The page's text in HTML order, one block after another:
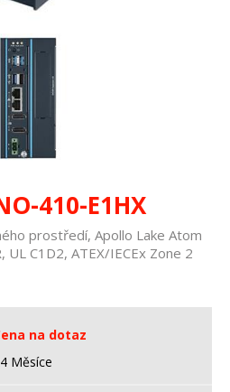
410-E1HX
prostředí, Apollo Lake Atom
UL C1D2, ATEX/IECEx Zone 2
na dotaz
Měsíce